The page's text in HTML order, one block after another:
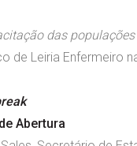
das
de Leiria Enfermeiro
Abertura